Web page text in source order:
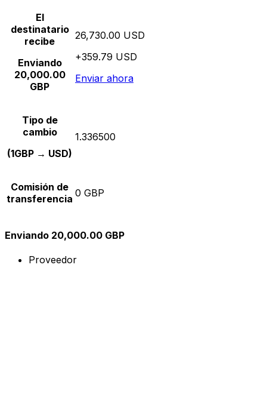
El
destinatario
recibe
Enviando
20,000.00
GBP
26,730.00 USD
+359.79 USD
Enviar ahora
Tipo de
cambio
(1GBP → USD)
1.336500
Comisión de
transferencia 0 GBP
Enviando 20,000.00 GBP
Proveedor